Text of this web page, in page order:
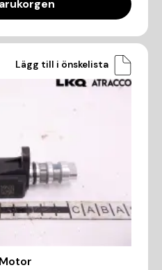
Lägg till i önskelista